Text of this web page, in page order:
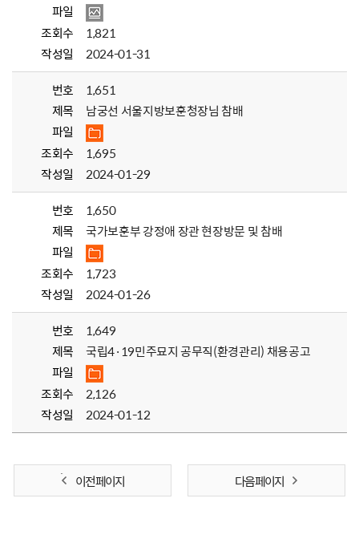
파일
조회수
1,821
작성일
2024-01-31
번호
1,651
제목
남궁선 서울지방보훈청장님 참배
파일
조회수
1,695
작성일
2024-01-29
번호
1,650
제목
국가보훈부 강정애 장관 현장방문 및 참배
파일
조회수
1,723
작성일
2024-01-26
번호
1,649
제목
국립4·19민주묘지 공무직(환경관리) 채용공고
파일
조회수
2,126
작성일
2024-01-12
이전 페이지 다음 페이지